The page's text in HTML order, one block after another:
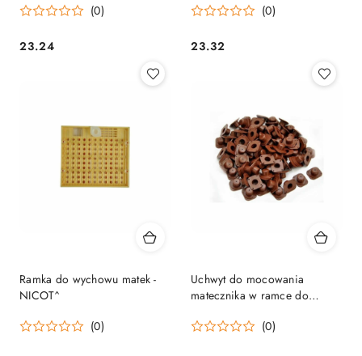
(0)
Cena:
23.24
(0)
Cena:
23.32
Ramka do wychowu matek -
NICOT^
(0)
Uchwyt do mocowania
matecznika w ramce do
szt^
(0)